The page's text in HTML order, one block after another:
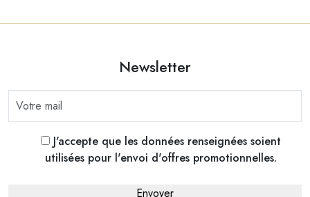
Newsletter
J'accepte que les données renseignées soient
utilisées pour l'envoi d'offres promotionnelles.